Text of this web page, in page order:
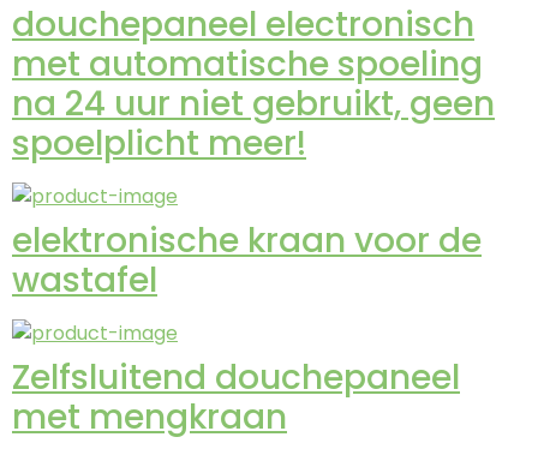
douchepaneel electronisch
met automatische spoeling
na 24 uur niet gebruikt, geen
spoelplicht meer!
elektronische kraan voor de
wastafel
Zelfsluitend douchepaneel
met mengkraan